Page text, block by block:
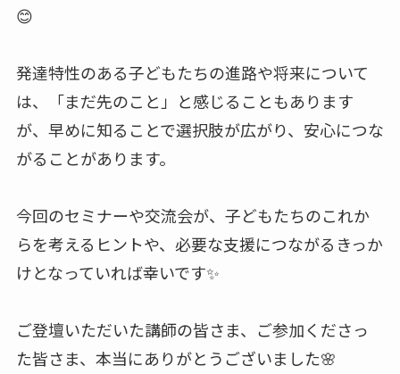
😊
発達特性のある子どもたちの進路や将来について
は、「まだ先のこと」と感じることもあります
が、早めに知ることで選択肢が広がり、安心につな
がることがあります。
今回のセミナーや交流会が、子どもたちのこれか
らを考えるヒントや、必要な支援につながるきっか
けとなっていれば幸いです✨
ご登壇いただいた講師の皆さま、ご参加くださっ
た皆さま、本当にありがとうございました🌸